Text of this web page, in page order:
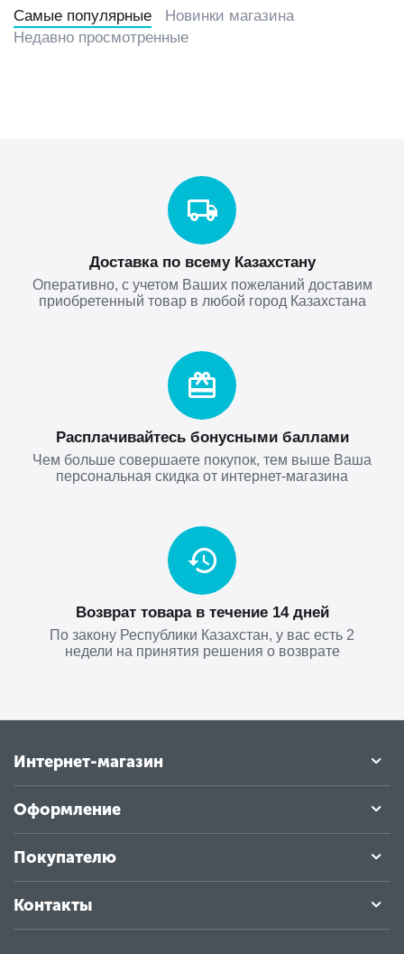
Самые популярные
Новинки магазина
Недавно просмотренные
Доставка по всему Казахстану
Оперативно, с учетом Ваших пожеланий доставим
приобретенный товар в любой город Казахстана
Расплачивайтесь бонусными баллами
Чем больше совершаете покупок, тем выше Ваша
персональная скидка от интернет-магазина
Возврат товара в течение 14 дней
По закону Республики Казахстан, у вас есть 2
недели на принятия решения о возврате
Интернет-магазин
Оформление
Покупателю
Контакты